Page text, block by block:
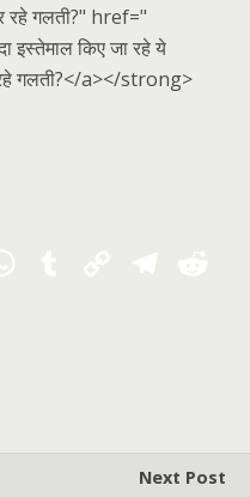
रहे गलती?" href="
इस्तेमाल किए जा रहे ये
गलती?</a></strong>
Next Post